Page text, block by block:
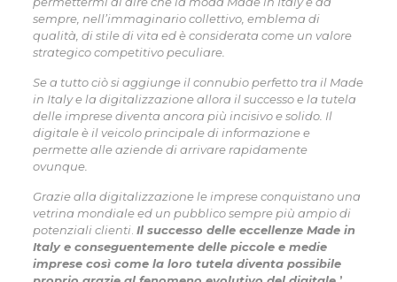
sempre, nell’immaginario collettivo, emblema di
qualità, di stile di vita ed è considerata come un valore
strategico competitivo peculiare.
Se a tutto ciò si aggiunge il connubio perfetto tra il Made
in Italy e la digitalizzazione allora il successo e la tutela
delle imprese diventa ancora più incisivo e solido. Il
digitale è il veicolo principale di informazione e
permette alle aziende di arrivare rapidamente
ovunque.
Grazie alla digitalizzazione le imprese conquistano una
vetrina mondiale ed un pubblico sempre più ampio di
potenziali clienti. Il successo delle eccellenze Made in
Italy e conseguentemente delle piccole e medie
imprese così come la loro tutela diventa possibile